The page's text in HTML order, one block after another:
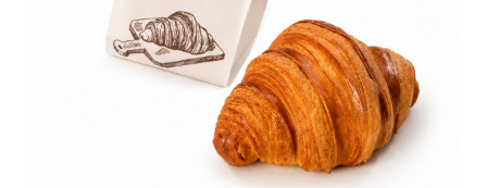
ویترین امروز
کیک